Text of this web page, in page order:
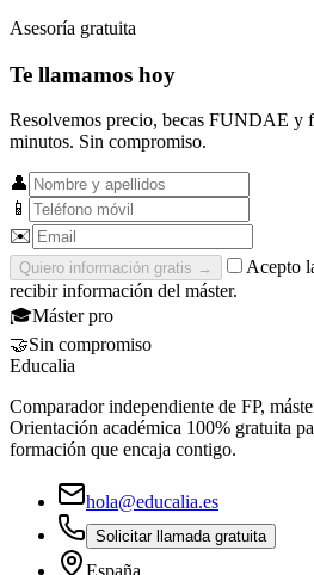
Asesoría gratuita
Te llamamos hoy
Resolvemos precio, becas FUNDAE y
minutos. Sin compromiso.
👤
📱
✉️
Quiero información gratis → Acepto
recibir información del máster.
🎓Máster pro
🤝Sin compromiso
Educalia
Comparador independiente de FP,
Orientación académica 100% gratuita
formación que encaja contigo.
hola@educalia.es
Solicitar llamada gratuita